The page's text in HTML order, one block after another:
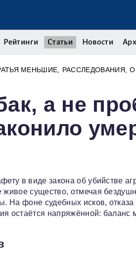
Рейтинги Статьи Новости
МЕНЬШИЕ РАССЛЕДОВАНИЯ
а не
в виде закона об убийстве
живое существо, отмечая
На фоне судебных исков,
остаётся напряжённой: